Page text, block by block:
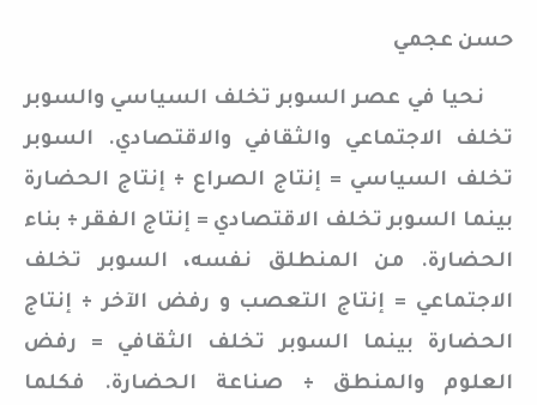
حسن عجمي
نحيا في عصر السوبر تخلف السياسي والسوبر
تخلف الاجتماعي والثقافي والاقتصادي. السوبر
تخلف السياسي = إنتاج الصراع ÷ إنتاج الحضارة
بينما السوبر تخلف الاقتصادي = إنتاج الفقر ÷ بناء
الحضارة. من المنطلق نفسه، السوبر تخلف
الاجتماعي = إنتاج التعصب و رفض الآخر ÷ إنتاج
الحضارة بينما السوبر تخلف الثقافي = رفض
العلوم والمنطق ÷ صناعة الحضارة. فكلما